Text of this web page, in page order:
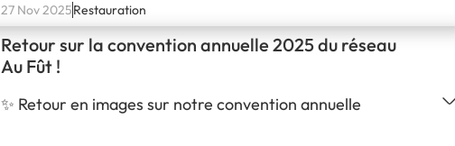
27 Nov 2025Restauration
Retour sur la convention annuelle 2025 du réseau
Au Fût !
✨ Retour en images sur notre convention annuelle